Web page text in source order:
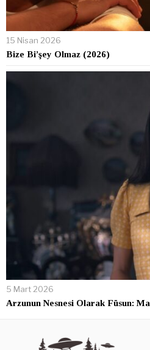
15 Nisan 2026
Bize Bi’şey Olmaz (2026)
5 Mart 2026
Arzunun Nesnesi Olarak Füsun: